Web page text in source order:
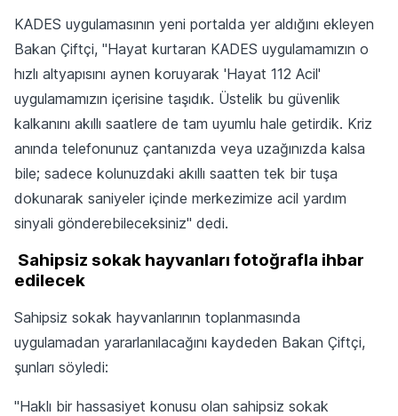
KADES uygulamasının yeni portalda yer aldığını ekleyen
Bakan Çiftçi, "Hayat kurtaran KADES uygulamamızın o
hızlı altyapısını aynen koruyarak 'Hayat 112 Acil'
uygulamamızın içerisine taşıdık. Üstelik bu güvenlik
kalkanını akıllı saatlere de tam uyumlu hale getirdik. Kriz
anında telefonunuz çantanızda veya uzağınızda kalsa
bile; sadece kolunuzdaki akıllı saatten tek bir tuşa
dokunarak saniyeler içinde merkezimize acil yardım
sinyali gönderebileceksiniz" dedi.
Sahipsiz sokak hayvanları fotoğrafla ihbar
edilecek
Sahipsiz sokak hayvanlarının toplanmasında
uygulamadan yararlanılacağını kaydeden Bakan Çiftçi,
şunları söyledi:
"Haklı bir hassasiyet konusu olan sahipsiz sokak